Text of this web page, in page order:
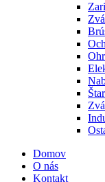
Domov
O nás
Kontakt